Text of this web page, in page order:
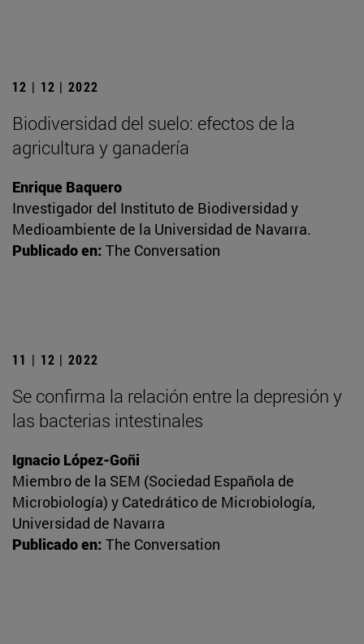
12 | 12 | 2022
Biodiversidad del suelo: efectos de la
agricultura y ganadería
Enrique Baquero
Investigador del Instituto de Biodiversidad y
Medioambiente de la Universidad de Navarra.
Publicado en: The Conversation
11 | 12 | 2022
Se confirma la relación entre la depresión y
las bacterias intestinales
Ignacio López-Goñi
Miembro de la SEM (Sociedad Española de
Microbiología) y Catedrático de Microbiología,
Universidad de Navarra
Publicado en: The Conversation